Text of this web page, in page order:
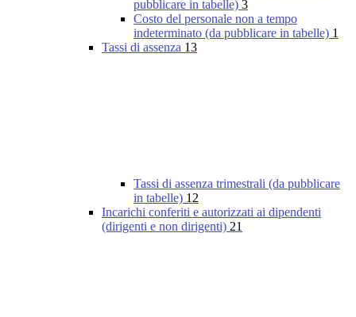
pubblicare in tabelle) 3
Costo del personale non a tempo
indeterminato (da pubblicare in tabelle) 1
Tassi di assenza 13
Tassi di assenza trimestrali (da pubblicare
in tabelle) 12
Incarichi conferiti e autorizzati ai dipendenti
(dirigenti e non dirigenti) 21